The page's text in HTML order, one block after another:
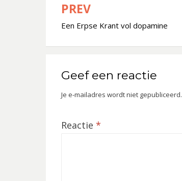
Bericht
navigatie
PREV
Een Erpse Krant vol dopamine
Geef een reactie
Je e-mailadres wordt niet gepubliceerd.
Reactie *